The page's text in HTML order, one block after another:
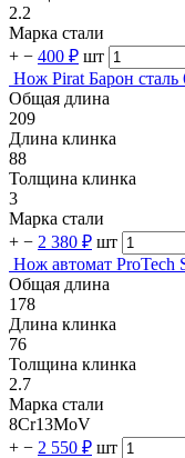
2.2
Марка стали
+ − 400 ₽ шт
Нож Pirat Барон сталь
Общая длина
209
Длина клинка
88
Толщина клинка
3
Марка стали
+ − 2 380 ₽ шт
Нож автомат ProTech
Общая длина
178
Длина клинка
76
Толщина клинка
2.7
Марка стали
8Cr13MoV
+ − 2 550 ₽ шт